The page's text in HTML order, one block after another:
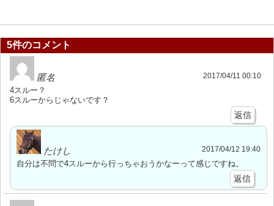
5件のコメント
匿名 2017/04/11 00:10
4スルー？
6スルーからじゃないです？
返信
たけし 2017/04/12 19:40
自分は不問で4スルーから行っちゃおうかなーって感じですね。
返信